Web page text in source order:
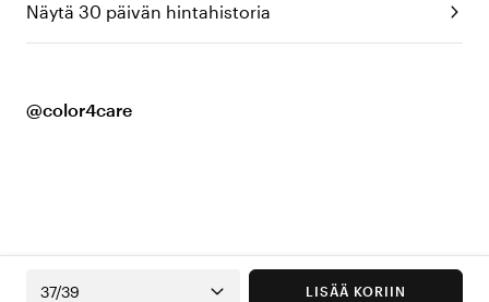
Näytä 30 päivän hintahistoria
@color4care
37/39 LISÄÄ KORIIN